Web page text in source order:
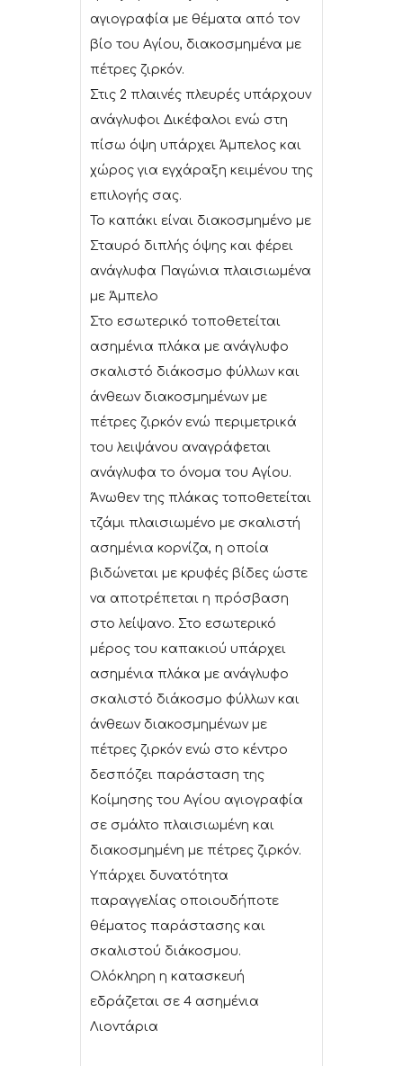
αγιογραφία με θέματα από τον
βίο του Αγίου, διακοσμημένα με
πέτρες ζιρκόν.
Στις 2 πλαινές πλευρές υπάρχουν
ανάγλυφοι Δικέφαλοι ενώ στη
πίσω όψη υπάρχει Άμπελος και
χώρος για εγχάραξη κειμένου της
επιλογής σας.
Το καπάκι είναι διακοσμημένο με
Σταυρό διπλής όψης και φέρει
ανάγλυφα Παγώνια πλαισιωμένα
με Άμπελο
Στο εσωτερικό τοποθετείται
ασημένια πλάκα με ανάγλυφο
σκαλιστό διάκοσμο φύλλων και
άνθεων διακοσμημένων με
πέτρες ζιρκόν ενώ περιμετρικά
του λειψάνου αναγράφεται
ανάγλυφα το όνομα του Αγίου.
Άνωθεν της πλάκας τοποθετείται
τζάμι πλαισιωμένο με σκαλιστή
ασημένια κορνίζα, η οποία
βιδώνεται με κρυφές βίδες ώστε
να αποτρέπεται η πρόσβαση
στο λείψανο. Στο εσωτερικό
μέρος του καπακιού υπάρχει
ασημένια πλάκα με ανάγλυφο
σκαλιστό διάκοσμο φύλλων και
άνθεων διακοσμημένων με
πέτρες ζιρκόν ενώ στο κέντρο
δεσπόζει παράσταση της
Κοίμησης του Αγίου αγιογραφία
σε σμάλτο πλαισιωμένη και
διακοσμημένη με πέτρες ζιρκόν.
Υπάρχει δυνατότητα
παραγγελίας οποιουδήποτε
θέματος παράστασης και
σκαλιστού διάκοσμου.
Ολόκληρη η κατασκευή
εδράζεται σε 4 ασημένια
Λιοντάρια